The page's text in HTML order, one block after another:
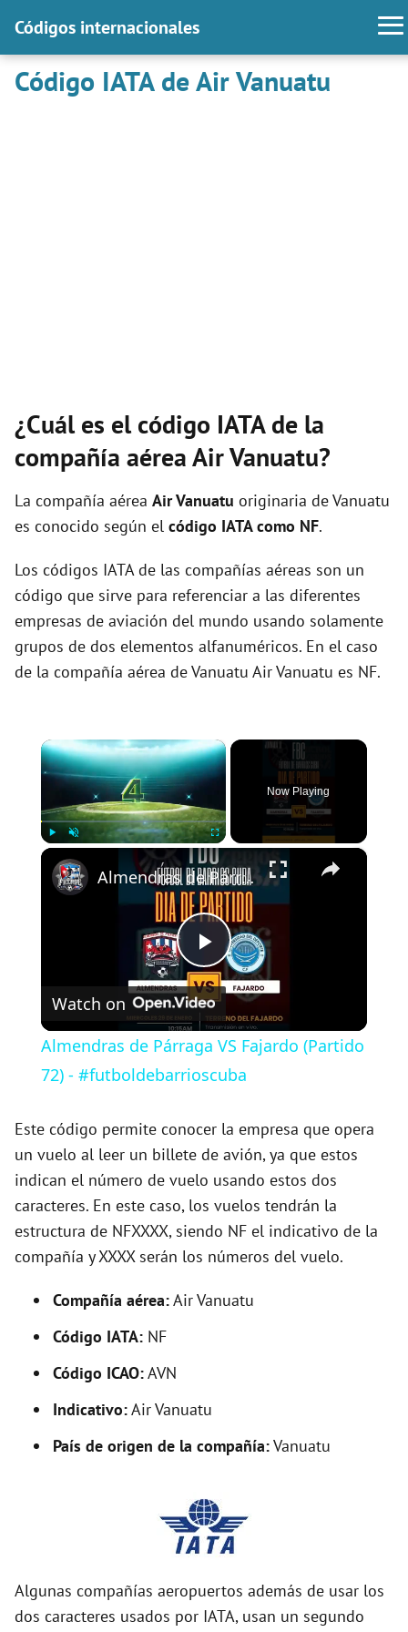
Códigos internacionales
Código IATA de Air Vanuatu
¿Cuál es el código IATA de la
compañía aérea Air Vanuatu?
La compañía aérea Air Vanuatu originaria de Vanuatu
es conocido según el código IATA como NF.
Los códigos IATA de las compañías aéreas son un
código que sirve para referenciar a las diferentes
empresas de aviación del mundo usando solamente
grupos de dos elementos alfanuméricos. En el caso
de la compañía aérea de Vanuatu Air Vanuatu es NF.
×
Fullscreen
Now Playing
×
P
l
a
y
V
i
d
o
Almendras de Párraga VS Fajardo (Partido 72) - #futboldebarrioscuba
Watch on
Almendras de Párraga VS Fajardo (Partido
72) - #futboldebarrioscuba
Este código permite conocer la empresa que opera
un vuelo al leer un billete de avión, ya que estos
indican el número de vuelo usando estos dos
caracteres. En este caso, los vuelos tendrán la
estructura de NFXXXX, siendo NF el indicativo de la
compañía y XXXX serán los números del vuelo.
Compañía aérea:Air Vanuatu
Código IATA: NF
Código ICAO:AVN
Indicativo:Air Vanuatu
País de origen de la compañía:Vanuatu
Algunas compañías aeropuertos además de usar los
dos caracteres usados por IATA, usan un segundo